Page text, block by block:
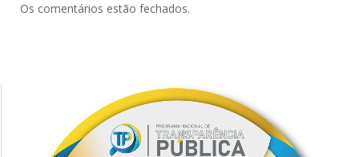
Os comentários estão fechados.